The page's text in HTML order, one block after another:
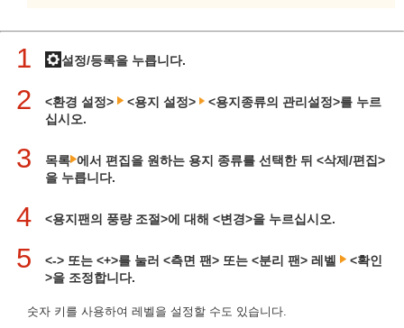
1 설정/등록을 누릅니다.
2 <환경 설정> <용지 설정>
<용지종류의 관리설정>를 누르
십시오.
3 목록 에서 편집을 원하는 용지 종류를 선택한 뒤 <삭제/편집>
을 누릅니다.
4 <용지팬의 풍량 조절>에 대해 <변경>을 누르십시오.
5 <-> 또는 <+>를 눌러 <측면 팬> 또는 <분리 팬> 레벨
<확인
>을 조정합니다.
숫자 키를 사용하여 레벨을 설정할 수도 있습니다.